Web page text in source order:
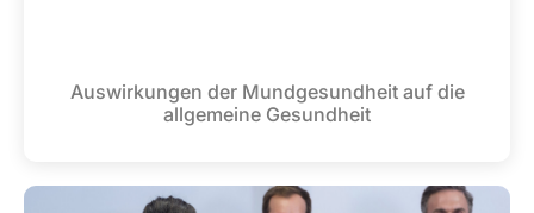
Auswirkungen der Mundgesundheit auf die
allgemeine Gesundheit